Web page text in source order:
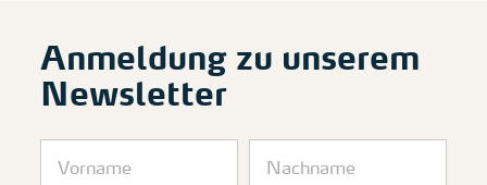
Anmeldung zu unserem
Newsletter